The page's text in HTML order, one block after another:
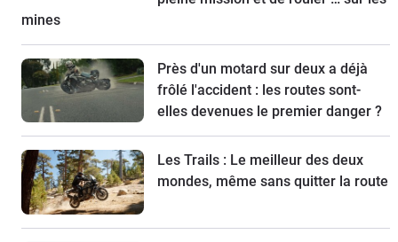
mines
Près d'un motard sur deux a déjà
frôlé l'accident : les routes sont-
elles devenues le premier danger ?
Les Trails : Le meilleur des deux
mondes, même sans quitter la route